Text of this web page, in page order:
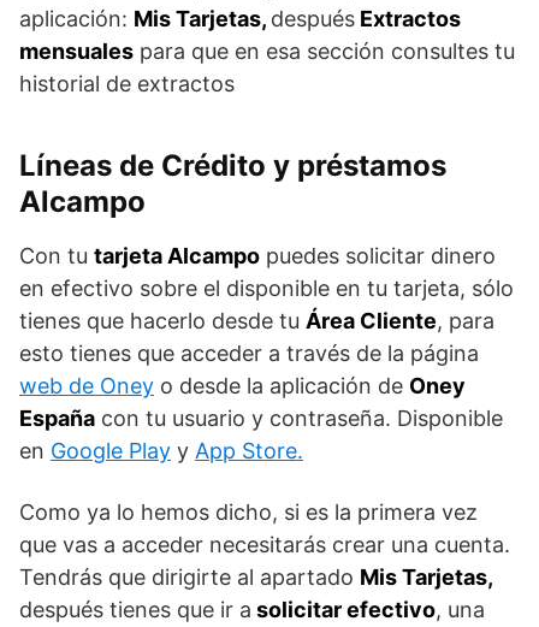
aplicación: Mis Tarjetas, después Extractos
mensuales para que en esa sección consultes tu
historial de extractos
Líneas de Crédito y préstamos
Alcampo
Con tu tarjeta Alcampo puedes solicitar dinero
en efectivo sobre el disponible en tu tarjeta, sólo
tienes que hacerlo desde tu Área Cliente, para
esto tienes que acceder a través de la página
web de Oney o desde la aplicación de Oney
España con tu usuario y contraseña. Disponible
en Google Play y App Store.
Como ya lo hemos dicho, si es la primera vez
que vas a acceder necesitarás crear una cuenta.
Tendrás que dirigirte al apartado Mis Tarjetas,
después tienes que ir a solicitar efectivo, una